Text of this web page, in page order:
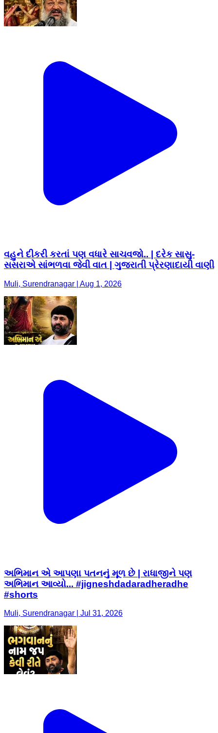
વહુને દીકરી કરતાં પણ વધારે સાચવજો.. | દરેક સાસુ-
સસરાએ સાંભળવા જેવી વાત | ગુજરાતી પ્રેરણાદાયી વાણી
Muli, Surendranagar | Aug 1, 2026
અભિમાન એ આપણા પતનનું મૂળ છે | રાધાજીને પણ
અભિમાન આવ્યો... #jigneshdadaradheradhe
#shorts
Muli, Surendranagar | Jul 31, 2026